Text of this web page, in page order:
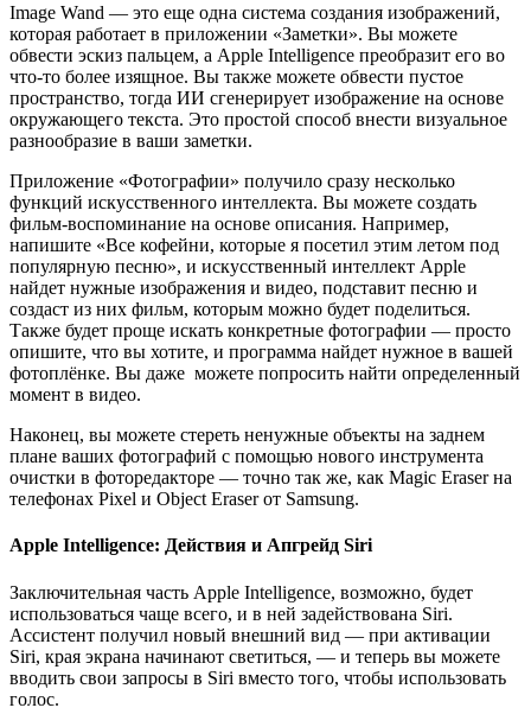
Image Wand — это еще одна система создания изображений,
которая работает в приложении «Заметки». Вы можете
обвести эскиз пальцем, а Apple Intelligence преобразит его во
что-то более изящное. Вы также можете обвести пустое
пространство, тогда ИИ сгенерирует изображение на основе
окружающего текста. Это простой способ внести визуальное
разнообразие в ваши заметки.
Приложение «Фотографии» получило сразу несколько
функций искусственного интеллекта. Вы можете создать
фильм-воспоминание на основе описания. Например,
напишите «Все кофейни, которые я посетил этим летом под
популярную песню», и искусственный интеллект Apple
найдет нужные изображения и видео, подставит песню и
создаст из них фильм, которым можно будет поделиться.
Также будет проще искать конкретные фотографии — просто
опишите, что вы хотите, и программа найдет нужное в вашей
фотоплёнке. Вы даже можете попросить найти определенный
момент в видео.
Наконец, вы можете стереть ненужные объекты на заднем
плане ваших фотографий с помощью нового инструмента
очистки в фоторедакторе — точно так же, как Magic Eraser на
телефонах Pixel и Object Eraser от Samsung.
Apple Intelligence: Действия и Апгрейд Siri
Заключительная часть Apple Intelligence, возможно, будет
использоваться чаще всего, и в ней задействована Siri.
Ассистент получил новый внешний вид — при активации
Siri, края экрана начинают светиться, — и теперь вы можете
вводить свои запросы в Siri вместо того, чтобы использовать
голос.